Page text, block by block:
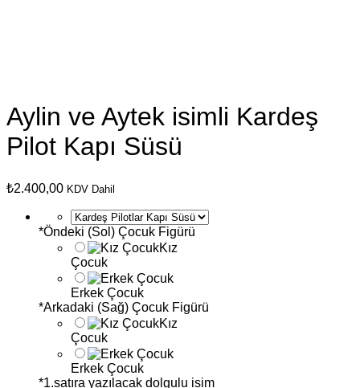
Aylin ve Aytek isimli Kardeş
Pilot Kapı Süsü
₺2.400,00 KDV Dahil
*Öndeki (Sol) Çocuk Figürü
Kız
Çocuk
Erkek Çocuk
*Arkadaki (Sağ) Çocuk Figürü
Kız
Çocuk
Erkek Çocuk
*1.satıra yazılacak dolgulu isim